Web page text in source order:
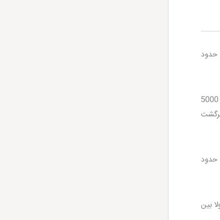
حدود
با در نظر گرفتن قیمت فعلی بنزین که برای سهمیه اول هر لیتر 1500 تومان، برای سهمیه دوم 3000 تومان و سهمیه سوم 5000
رفت و برگشت
حدود
بین